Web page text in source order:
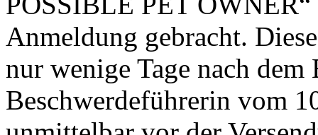
Anmeldung gebracht.
nur wenige Tage nach
Beschwerdeführerin vom